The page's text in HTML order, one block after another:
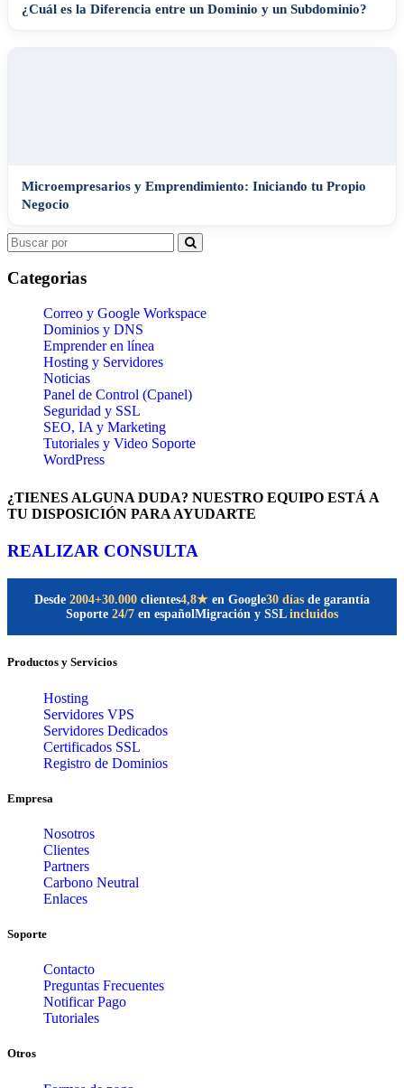
¿Cuál es la Diferencia entre un Dominio y un Subdominio?
Microempresarios y Emprendimiento: Iniciando tu Propio
Negocio
Search
for:
Categorias
Correo y Google Workspace
Dominios y DNS
Emprender en línea
Hosting y Servidores
Noticias
Panel de Control (Cpanel)
Seguridad y SSL
SEO, IA y Marketing
Tutoriales y Video Soporte
WordPress
¿TIENES ALGUNA DUDA? NUESTRO EQUIPO ESTÁ A
TU DISPOSICIÓN PARA AYUDARTE
REALIZAR CONSULTA
Desde 2004+30.000 clientes4,8★ en Google30 días de garantía
Soporte 24/7 en españolMigración y SSL incluidos
Productos y Servicios
Hosting
Servidores VPS
Servidores Dedicados
Certificados SSL
Registro de Dominios
Empresa
Nosotros
Clientes
Partners
Carbono Neutral
Enlaces
Soporte
Contacto
Preguntas Frecuentes
Notificar Pago
Tutoriales
Otros